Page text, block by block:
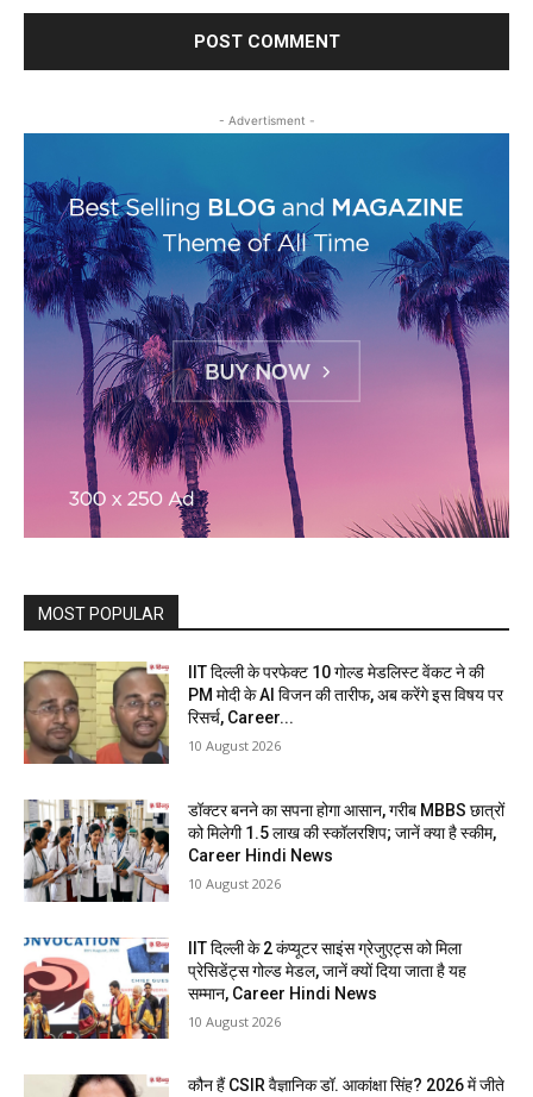
- Advertisment -
MOST POPULAR
IIT दिल्ली के परफेक्ट 10 गोल्ड मेडलिस्ट वेंकट ने की
PM मोदी के AI विजन की तारीफ, अब करेंगे इस विषय पर
रिसर्च, Career...
10 August 2026
डॉक्टर बनने का सपना होगा आसान, गरीब MBBS छात्रों
को मिलेगी 1.5 लाख की स्कॉलरशिप; जानें क्या है स्कीम,
Career Hindi News
10 August 2026
IIT दिल्ली के 2 कंप्यूटर साइंस ग्रेजुएट्स को मिला
प्रेसिडेंट्स गोल्ड मेडल, जानें क्यों दिया जाता है यह
सम्मान, Career Hindi News
10 August 2026
कौन हैं CSIR वैज्ञानिक डॉ. आकांक्षा सिंह? 2026 में जीते